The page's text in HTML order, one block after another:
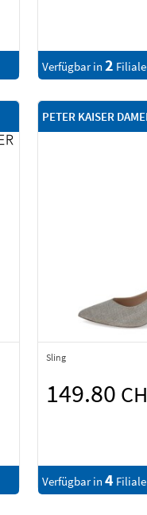
Verfügbar in 2
PETER KAISER
Sling
149.80
Verfügbar in 4